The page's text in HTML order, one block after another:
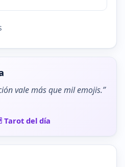
vale más que mil emojis.”
Tarot del día